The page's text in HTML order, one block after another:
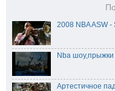
2008 NBA ASW
Nba шоу,прыжки
Артестичное